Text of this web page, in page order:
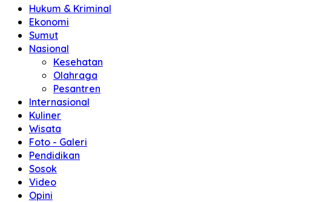
Hukum & Kriminal
Ekonomi
Sumut
Nasional
Kesehatan
Olahraga
Pesantren
Internasional
Kuliner
Wisata
Foto - Galeri
Pendidikan
Sosok
Video
Opini